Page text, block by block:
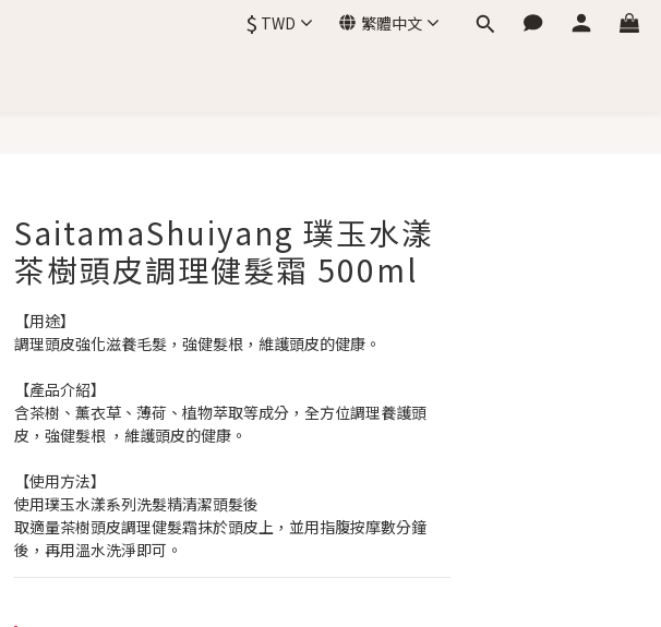
$ TWD 繁體中文
SaitamaShuiyang 璞玉水漾
茶樹頭皮調理健髮霜 500ml
【用途】
調理頭皮強化滋養毛髮，強健髮根，維護頭皮的健康。
【產品介紹】
含茶樹、薰衣草、薄荷、植物萃取等成分，全方位調理養護頭
皮，強健髮根 ，維護頭皮的健康。
【使用方法】
使用璞玉水漾系列洗髮精清潔頭髮後
取適量茶樹頭皮調理健髮霜抹於頭皮上，並用指腹按摩數分鐘
後，再用溫水洗淨即可。